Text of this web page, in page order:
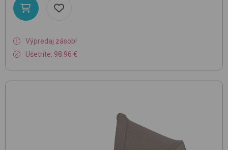
Výpredaj zásob!
Ušetríte: 98.96 €